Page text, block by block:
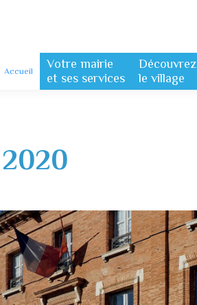
Accueil
Votre mairie
et ses services
Découvrez
le village